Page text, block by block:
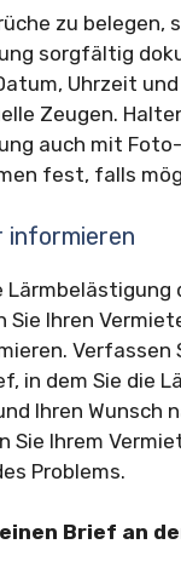
zu belegen,
sorgfältig
Uhrzeit
Zeugen.
auch mit
fest, falls
informieren
Sie Ihren
Verfassen
in dem Sie die
Ihren Wunsch
Sie Ihrem
Problems.
Brief an